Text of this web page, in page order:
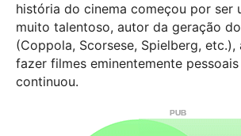
história do cinema começou por ser
muito talentoso, autor da geração
(Coppola, Scorsese, Spielberg, etc.),
fazer filmes eminentemente pessoais
continuou.